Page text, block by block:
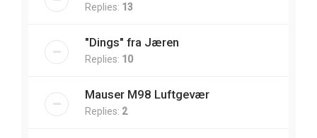
Replies: 13
"Dings" fra Jæren
Replies: 10
Mauser M98 Luftgevær
Replies: 2